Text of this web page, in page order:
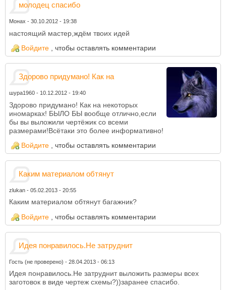
молодец спасибо
Монах - 30.10.2012 - 19:38
настоящий мастер,ждём твоих идей
Войдите
, чтобы оставлять комментарии
Здорово придумано! Как на
шура1960- 10.12.2012 - 19:40
Здорово придумано! Как на некоторых
иномарках! БЫЛО БЫ вообще отлично,если
бы вы выложили чертёжик со всеми
размерами!Всётаки это более информативно!
Войдите
, чтобы оставлять комментарии
Каким материалом обтянут
zlukan- 05.02.2013 - 20:55
Каким материалом обтянут багажник?
Войдите
, чтобы оставлять комментарии
Идея понравилось.Не затруднит
Гость (не проверено) - 28.04.2013 - 06:13
Идея понравилось.Не затруднит выложить размеры всех
заготовок в виде чертеж схемы?))заранее спасибо.